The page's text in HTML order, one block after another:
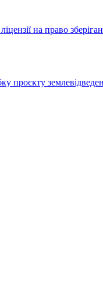
на право
проєкту